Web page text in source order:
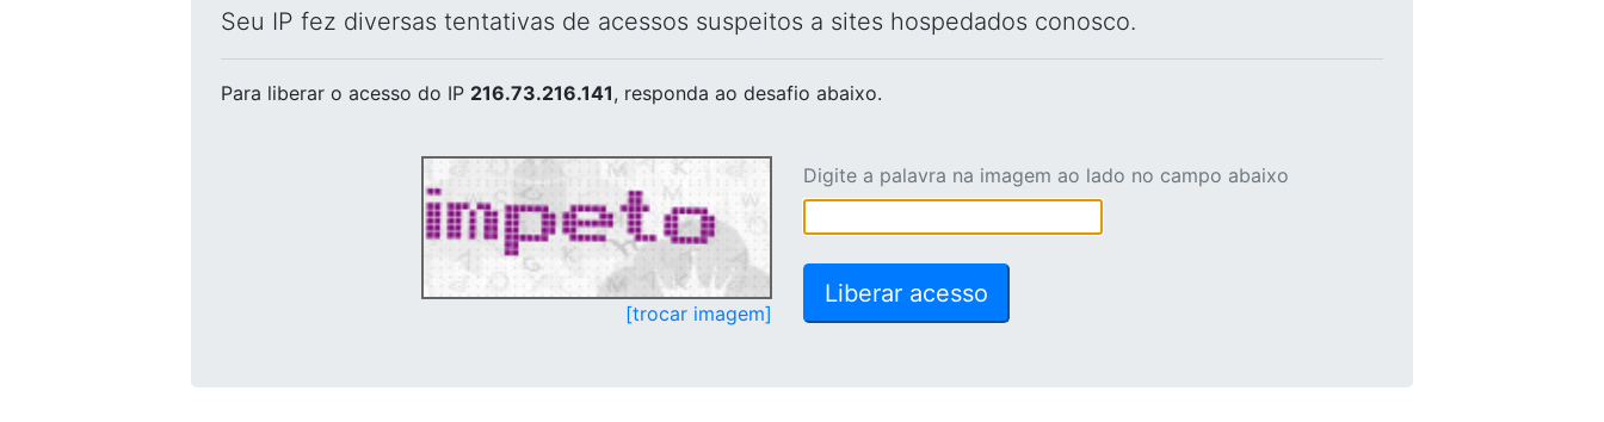
Seu IP fez diversas tentativas de acessos suspeitos a sites hospedados conosco.
Para liberar o acesso do IP 216.73.216.141, responda ao desafio abaixo.
[trocar imagem]
Digite a palavra na imagem ao lado no campo abaixo